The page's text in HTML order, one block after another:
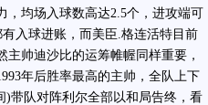
，均场入球数高达2.5个，进攻端可
入球进账，而美臣.格连活特目前
帅迪沙比的运筹帷幄同样重要，
年后胜率最高的主帅，全队上下
)带队对阵利尔全部以和局告终，看